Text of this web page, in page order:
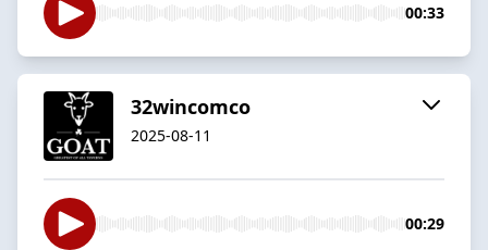
00:33
32wincomco
2025-08-11
00:29